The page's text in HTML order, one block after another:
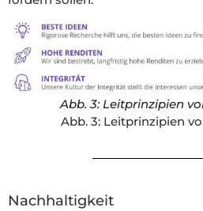
Abb. 3: Leitprinzipien
Abb. 3: Leitprinzipien
Nachhaltigkeit